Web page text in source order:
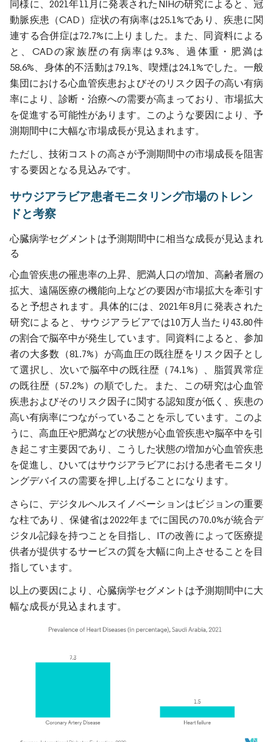
同様に、2021年11月に発表されたNIHの研究によると、冠
動脈疾患（CAD）症状の有病率は25.1%であり、疾患に関
連する合併症は72.7%に上りました。また、同資料による
と、CADの家族歴の有病率は9.3%、過体重・肥満は
58.6%、身体的不活動は79.1%、喫煙は24.1%でした。一般
集団における心血管疾患およびそのリスク因子の高い有病
率により、診断・治療への需要が高まっており、市場拡大
を促進する可能性があります。このような要因により、予
測期間中に大幅な市場成長が見込まれます。
ただし、技術コストの高さが予測期間中の市場成長を阻害
する要因となる見込みです。
サウジアラビア患者モニタリング市場のトレン
ドと考察
心臓病学セグメントは予測期間中に相当な成長が見込まれ
る
心血管疾患の罹患率の上昇、肥満人口の増加、高齢者層の
拡大、遠隔医療の機能向上などの要因が市場拡大を牽引す
ると予想されます。具体的には、2021年8月に発表された
研究によると、サウジアラビアでは10万人当たり43.80件
の割合で脳卒中が発生しています。同資料によると、参加
者の大多数（81.7%）が高血圧の既往歴をリスク因子とし
て選択し、次いで脳卒中の既往歴（74.1%）、脂質異常症
の既往歴（57.2%）の順でした。また、この研究は心血管
疾患およびそのリスク因子に関する認知度が低く、疾患の
高い有病率につながっていることを示しています。このよ
うに、高血圧や肥満などの状態が心血管疾患や脳卒中を引
き起こす主要因であり、こうした状態の増加が心血管疾患
を促進し、ひいてはサウジアラビアにおける患者モニタリ
ングデバイスの需要を押し上げることになります。
さらに、デジタルヘルスイノベーションはビジョンの重要
な柱であり、保健省は2022年までに国民の70.0%が統合デ
ジタル記録を持つことを目指し、ITの改善によって医療提
供者が提供するサービスの質を大幅に向上させることを目
指しています。
以上の要因により、心臓病学セグメントは予測期間中に大
幅な成長が見込まれます。